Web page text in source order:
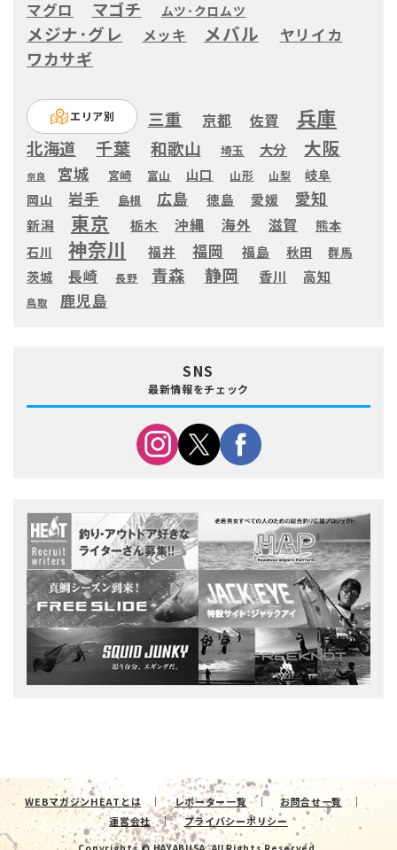
マグロ マゴチ ムツ･クロムツ
メジナ･グレ メッキ メバル ヤリイカ
ワカサギ
エリア別 三重 京都 佐賀 兵庫
北海道 千葉 和歌山 埼玉 大分 大阪
奈良 宮城 宮崎 富山 山口 山形 山梨
岐阜
岡山
岩手 島根 広島 徳島 愛媛 愛知
新潟 東京 栃木 沖縄 海外 滋賀
熊本
石川
神奈川 福井 福岡 福島 秋田 群馬
茨城 長崎 長野 青森 静岡 香川 高知
鳥取 鹿児島
SNS
最新情報をチェック
WEBマガジンHEATとは レポーター一覧
お問合せ一覧
運営会社
プライバシーポリシー